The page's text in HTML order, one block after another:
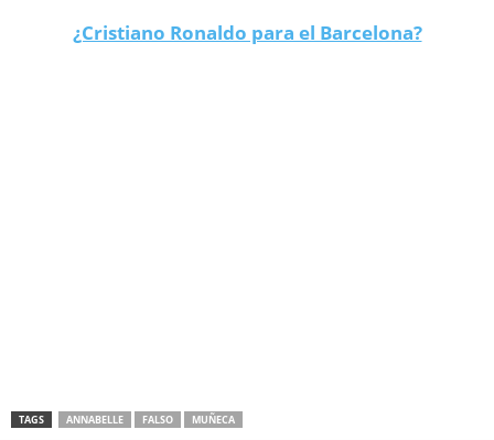
¿Cristiano Ronaldo para el Barcelona?
TAGS ANNABELLE FALSO MUÑECA